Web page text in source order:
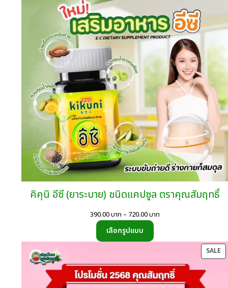
คิคุนิ อีซี (ยาระบาย) ชนิดแคปซูล ตราคุณสัมฤทธิ์
390.00บาท – 720.00บาทPrice
720.00
บาท
เลือกรูปแบบ
SALE